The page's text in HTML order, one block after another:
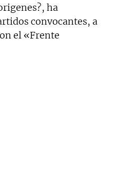
ha
convocantes, a
el «Frente